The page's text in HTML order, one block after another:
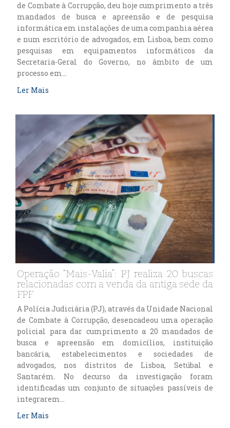
de Combate à Corrupção, deu hoje cumprimento a três
mandados de busca e apreensão e de pesquisa
informática em instalações de uma companhia aérea
e num escritório de advogados, em Lisboa, bem como
pesquisas em equipamentos informáticos da
Secretaria-Geral do Governo, no âmbito de um
processo em…
Ler Mais
Operação “Mais-Valia”: PJ realiza 20 buscas
relacionadas com a venda da antiga sede da
FPF
A Polícia Judiciária (PJ), através da Unidade Nacional
de Combate à Corrupção, desencadeou uma operação
policial para dar cumprimento a 20 mandados de
busca e apreensão em domicílios, instituição
bancária, estabelecimentos e sociedades de
advogados, nos distritos de Lisboa, Setúbal e
Santarém. No decurso da investigação foram
identificadas um conjunto de situações passíveis de
integrarem…
Ler Mais